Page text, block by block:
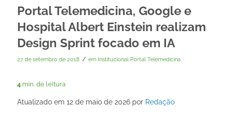
Portal Telemedicina, Google e
Hospital Albert Einstein realizam
Design Sprint focado em IA
27 de setembro de 2018 / em Institucional Portal Telemedicina
4 min. de leitura
Atualizado em 12 de maio de 2026 por Redação